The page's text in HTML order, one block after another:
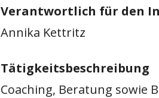
Verantwortlich für den
Annika Kettritz
Tätigkeitsbeschreibung
Coaching, Beratung sowie